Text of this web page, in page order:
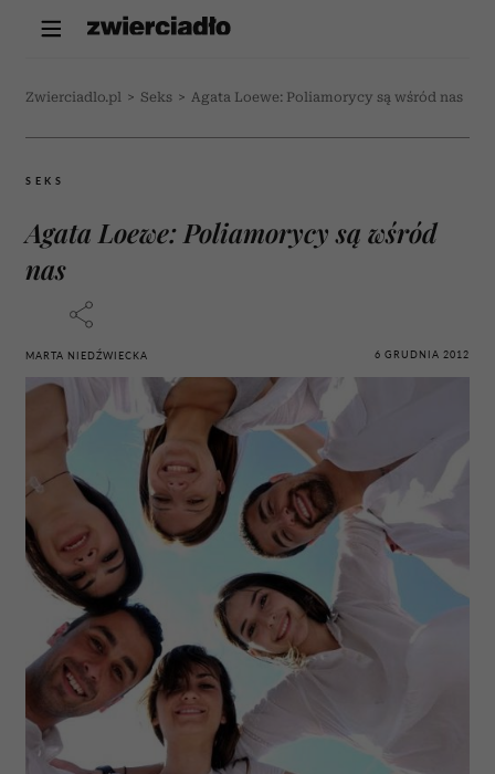
Zwierciadlo.pl > Seks > Agata Loewe: Poliamorycy są wśród nas
SEKS
Agata Loewe: Poliamorycy są wśród
nas
MARTA NIEDŹWIECKA 6 GRUDNIA 2012